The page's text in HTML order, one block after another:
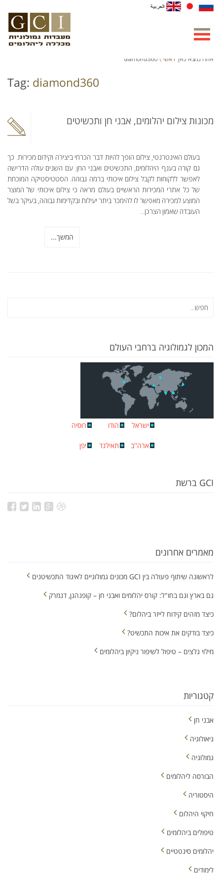
Tag: diamond360
אתה נמצא כאן: ראשי \ diamond360
מכונות צילום יהלומים, אבני חן ותכשיטים
בעולם האינטרנטי, צילום הופך להיות דבר הכרחי ביצירה וקידום מכירות. כך
גם קורה בענף היהלומים, התכשיטים ואבני החן. עם השנים עולה הדרישה
לאפשר ללקוחות לקבל צילום איכותי ברמה גבוהה. הסטטיסטיקה המוכחת
של כל אתרי המכירות הראשיים בעולם מראה כי צילום איכותי של המוצר
המוצע למכירה מאפשר לו להימכר ביתר יעילות ובקדימות גבוהה, בעיקר בשל
העובדה שאמון הצרכן...
המשך...
המכון לגמולוגיה ברחבי העולם
ישראל הודו רוסיה
ארה''ב תאילנד יפן
GCI ברשת
מאמרים אחרונים
לראשונה שיתוף פעולה בין GCI מכונים גמולוגיים לאיגוד התכשיטנים
גם בארץ וגם בחו"ל: קורס יהלומים ואבני חן – קופנהגן, דנמרק
כיצד מזהים קידוח לייזר ביהלום?
כיצד בודקים את איכות התכשיט?
מילוי גלצים – טיפול לשיפור ניקיון ביהלומים
קטגוריות
אבני חן
גיאולוגיה
גמולוגיה
הבורסה ליהלומים
היסטוריה
חיקוי היהלום
טיפולים ביהלומים
יהלומים סינטטיים
לימודים